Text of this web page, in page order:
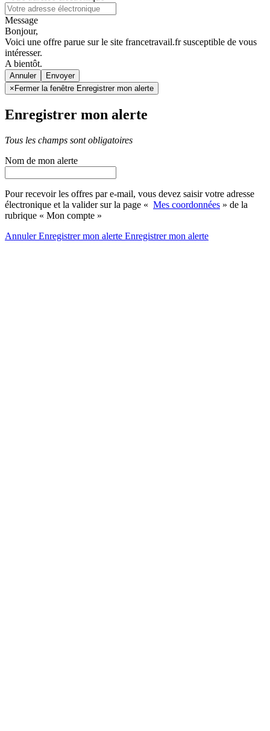
Message
Bonjour,
Voici une offre parue sur le site francetravail.fr susceptible de vous
intéresser.
A bientôt.
Annuler
× Fermer la fenêtre Enregistrer mon alerte
Enregistrer mon alerte
Tous les champs sont obligatoires
Nom de mon alerte
Pour recevoir les offres par e-mail, vous devez saisir votre adresse
électronique et la valider sur la page « Mes coordonnées » de la
rubrique « Mon compte »
AnnulerEnregistrer mon alerte Enregistrermon alerte